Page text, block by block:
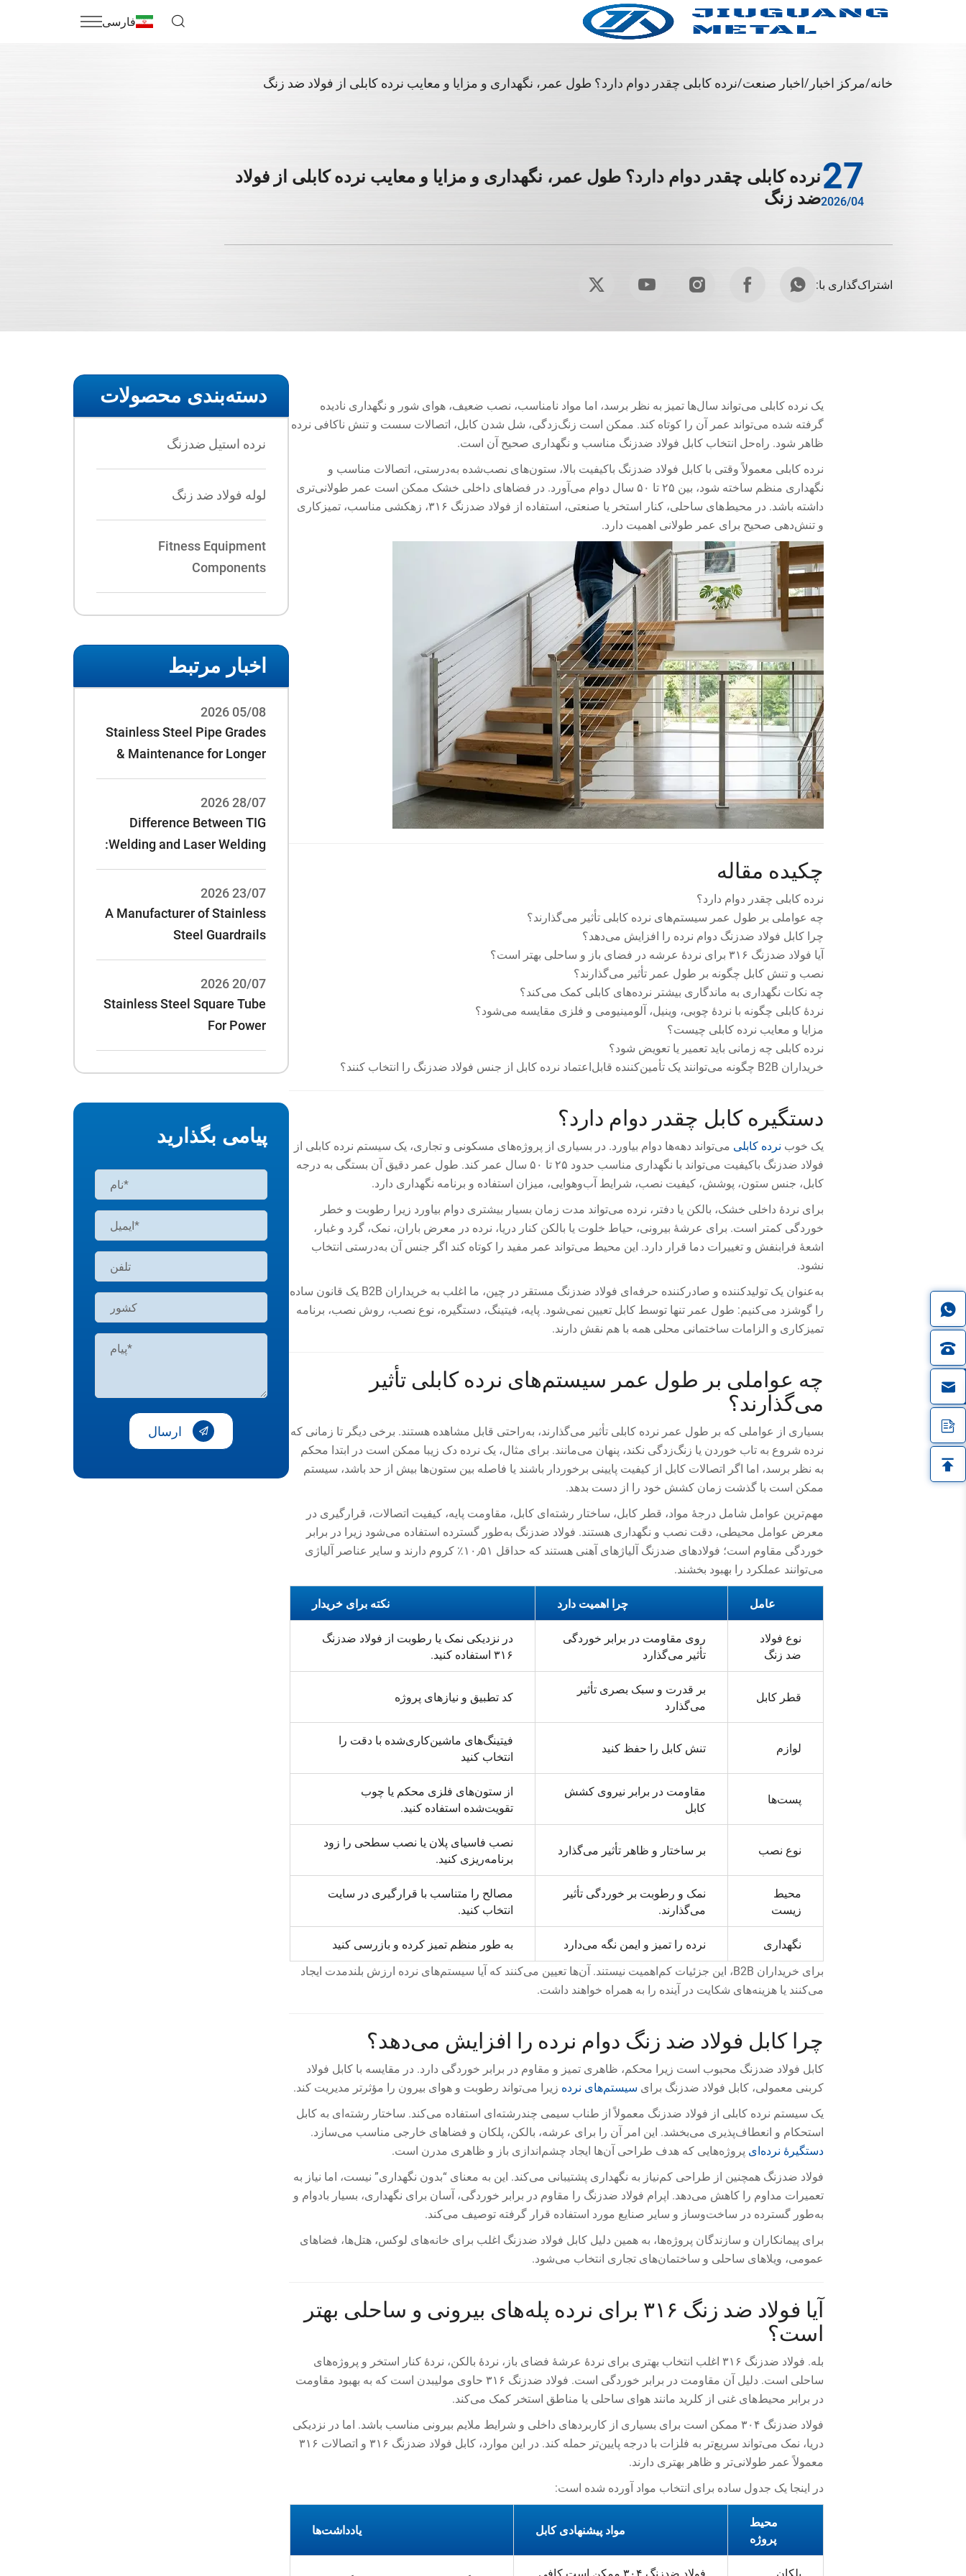
فارسی
خانه مرکز اخبار اخبار صنعت نرده کابلی چقدر دوام دارد؟ طول عمر، نگهداری و مزایا و معایب نرده کابلی از فولاد ضد زنگ
27
2026/04
نرده کابلی چقدر دوام دارد؟ طول عمر، نگهداری و مزایا و معایب نرده کابلی از فولاد
ضد زنگ
اشتراک‌گذاری با:
یک نرده کابلی می‌تواند سال‌ها تمیز به نظر برسد، اما مواد نامناسب، نصب ضعیف، هوای شور و نگهداری نادیده
گرفته شده می‌تواند عمر آن را کوتاه کند. ممکن است زنگ‌زدگی، شل شدن کابل، اتصالات سست و تنش ناکافی نرده
ظاهر شود. راه‌حل انتخاب کابل فولاد ضدزنگ مناسب و نگهداری صحیح آن است.
نرده کابلی معمولاً وقتی با کابل فولاد ضدزنگ باکیفیت بالا، ستون‌های نصب‌شده به‌درستی، اتصالات مناسب و
نگهداری منظم ساخته شود، بین ۲۵ تا ۵۰ سال دوام می‌آورد. در فضاهای داخلی خشک ممکن است عمر طولانی‌تری
داشته باشد. در محیط‌های ساحلی، کنار استخر یا صنعتی، استفاده از فولاد ضدزنگ ۳۱۶، زهکشی مناسب، تمیزکاری
و تنش‌دهی صحیح برای عمر طولانی اهمیت دارد.
چکیده مقاله
نرده کابلی چقدر دوام دارد؟
چه عواملی بر طول عمر سیستم‌های نرده کابلی تأثیر می‌گذارند؟
چرا کابل فولاد ضدزنگ دوام نرده را افزایش می‌دهد؟
آیا فولاد ضدزنگ ۳۱۶ برای نردهٔ عرشه در فضای باز و ساحلی بهتر است؟
نصب و تنش کابل چگونه بر طول عمر تأثیر می‌گذارند؟
چه نکات نگهداری به ماندگاری بیشتر نرده‌های کابلی کمک می‌کند؟
نردهٔ کابلی چگونه با نردهٔ چوبی، وینیل، آلومینیومی و فلزی مقایسه می‌شود؟
مزایا و معایب نرده کابلی چیست؟
نرده کابلی چه زمانی باید تعمیر یا تعویض شود؟
خریداران B2B چگونه می‌توانند یک تأمین‌کننده قابل‌اعتماد نرده کابل از جنس فولاد ضدزنگ را انتخاب کنند؟
دستگیره کابل چقدر دوام دارد؟
یک خوب نرده کابلی می‌تواند دهه‌ها دوام بیاورد. در بسیاری از پروژه‌های مسکونی و تجاری، یک سیستم نرده کابلی از
فولاد ضدزنگ باکیفیت می‌تواند با نگهداری مناسب حدود ۲۵ تا ۵۰ سال عمر کند. طول عمر دقیق آن بستگی به درجه
کابل، جنس ستون، پوشش، کیفیت نصب، شرایط آب‌وهوایی، میزان استفاده و برنامه نگهداری دارد.
برای نردهٔ داخلی خشک، بالکن یا دفتر، نرده می‌تواند مدت زمان بسیار بیشتری دوام بیاورد زیرا رطوبت و خطر
خوردگی کمتر است. برای عرشهٔ بیرونی، حیاط خلوت یا بالکن کنار دریا، نرده در معرض باران، نمک، گرد و غبار،
اشعهٔ فرابنفش و تغییرات دما قرار دارد. این محیط می‌تواند عمر مفید را کوتاه کند اگر جنس آن به‌درستی انتخاب
نشود.
به‌عنوان یک تولیدکننده و صادرکننده حرفه‌ای فولاد ضدزنگ مستقر در چین، ما اغلب به خریداران B2B یک قانون ساده
را گوشزد می‌کنیم: طول عمر تنها توسط کابل تعیین نمی‌شود. پایه، فیتینگ، دستگیره، نوع نصب، روش نصب، برنامه
تمیزکاری و الزامات ساختمانی محلی همه با هم نقش دارند.
چه عواملی بر طول عمر سیستم‌های نرده کابلی تأثیر
می‌گذارند؟
بسیاری از عواملی که بر طول عمر نرده کابلی تأثیر می‌گذارند، به‌راحتی قابل مشاهده هستند. برخی دیگر تا زمانی که
نرده شروع به تاب خوردن یا زنگ‌زدگی نکند، پنهان می‌مانند. برای مثال، یک نرده دک زیبا ممکن است در ابتدا محکم
به نظر برسد، اما اگر اتصالات کابل از کیفیت پایینی برخوردار باشند یا فاصله بین ستون‌ها بیش از حد باشد، سیستم
ممکن است با گذشت زمان کشش خود را از دست بدهد.
مهم‌ترین عوامل شامل درجهٔ مواد، قطر کابل، ساختار رشته‌ای کابل، مقاومت پایه، کیفیت اتصالات، قرارگیری در
معرض عوامل محیطی، دقت نصب و نگهداری هستند. فولاد ضدزنگ به‌طور گسترده استفاده می‌شود زیرا در برابر
خوردگی مقاوم است؛ فولادهای ضدزنگ آلیاژهای آهنی هستند که حداقل ۱۰٫۵۱٪ کروم دارند و سایر عناصر آلیاژی
می‌توانند عملکرد را بهبود بخشند.
عامل چرا اهمیت دارد نکته برای خریدار
نوع فولاد
ضد زنگ
روی مقاومت در برابر خوردگی
تأثیر می‌گذارد
در نزدیکی نمک یا رطوبت از فولاد ضدزنگ
۳۱۶ استفاده کنید.
قطر کابل
بر قدرت و سبک بصری تأثیر
می‌گذارد
کد تطبیق و نیازهای پروژه
لوازم تنش کابل را حفظ کنید
فیتینگ‌های ماشین‌کاری‌شده با دقت را
انتخاب کنید
پست‌ها
مقاومت در برابر نیروی کشش
کابل
از ستون‌های فلزی محکم یا چوب
تقویت‌شده استفاده کنید.
نوع نصب بر ساختار و ظاهر تأثیر می‌گذارد
نصب فاسیای پلان یا نصب سطحی را زود
برنامه‌ریزی کنید.
محیط
زیست
نمک و رطوبت بر خوردگی تأثیر
می‌گذارند.
مصالح را متناسب با قرارگیری در سایت
انتخاب کنید.
نگهداری نرده را تمیز و ایمن نگه می‌دارد
به طور منظم تمیز کرده و بازرسی کنید
برای خریداران B2B، این جزئیات کم‌اهمیت نیستند. آن‌ها تعیین می‌کنند که آیا سیستم‌های نرده ارزش بلندمدت ایجاد
می‌کنند یا هزینه‌های شکایت در آینده را به همراه خواهند داشت.
چرا کابل فولاد ضد زنگ دوام نرده را افزایش می‌دهد؟
کابل فولاد ضدزنگ محبوب است زیرا محکم، ظاهری تمیز و مقاوم در برابر خوردگی دارد. در مقایسه با کابل فولاد
کربنی معمولی، کابل فولاد ضدزنگ برای سیستم‌های نرده زیرا می‌تواند رطوبت و هوای بیرون را مؤثرتر مدیریت کند.
یک سیستم نرده کابلی از فولاد ضدزنگ معمولاً از طناب سیمی چندرشته‌ای استفاده می‌کند. ساختار رشته‌ای به کابل
استحکام و انعطاف‌پذیری می‌بخشد. این امر آن را برای عرشه، بالکن، پلکان و فضاهای خارجی مناسب می‌سازد.
دستگیرهٔ نرده‌ای پروژه‌هایی که هدف طراحی آن‌ها ایجاد چشم‌اندازی باز و ظاهری مدرن است.
فولاد ضدزنگ همچنین از طراحی کم‌نیاز به نگهداری پشتیبانی می‌کند. این به معنای “بدون نگهداری” نیست، اما نیاز به
تعمیرات مداوم را کاهش می‌دهد. اپرام فولاد ضدزنگ را مقاوم در برابر خوردگی، آسان برای نگهداری، بسیار بادوام و
به‌طور گسترده در ساخت‌وساز و سایر صنایع مورد استفاده قرار گرفته توصیف می‌کند.
برای پیمانکاران و سازندگان پروژه‌ها، به همین دلیل کابل فولاد ضدزنگ اغلب برای خانه‌های لوکس، هتل‌ها، فضاهای
عمومی، ویلاهای ساحلی و ساختمان‌های تجاری انتخاب می‌شود.
آیا فولاد ضد زنگ ۳۱۶ برای نرده پله‌های بیرونی و ساحلی بهتر
است؟
بله. فولاد ضدزنگ ۳۱۶ اغلب انتخاب بهتری برای نردهٔ عرشهٔ فضای باز، نردهٔ بالکن، نردهٔ کنار استخر و پروژه‌های
ساحلی است. دلیل آن مقاومت در برابر خوردگی است. فولاد ضدزنگ ۳۱۶ حاوی مولیبدن است که به بهبود مقاومت
در برابر محیط‌های غنی از کلرید مانند هوای ساحلی یا مناطق استخر کمک می‌کند.
فولاد ضدزنگ ۳۰۴ ممکن است برای بسیاری از کاربردهای داخلی و شرایط ملایم بیرونی مناسب باشد. اما در نزدیکی
دریا، نمک می‌تواند سریع‌تر به فلزات با درجه پایین‌تر حمله کند. در این موارد، کابل فولاد ضدزنگ ۳۱۶ و اتصالات ۳۱۶
معمولاً عمر طولانی‌تر و ظاهر بهتری دارند.
در اینجا یک جدول ساده برای انتخاب مواد آورده شده است:
محیط
پروژه
مواد پیشنهادی کابل یادداشت‌ها
پلکان فولاد ضدزنگ ۳۰۴ ممکن است کافی
دسته‌بندی محصولات
نرده استیل ضدزنگ
لوله فولاد ضد زنگ
Fitness Equipment
Components
اخبار مرتبط
05/08 2026
Stainless Steel Pipe Grades
& Maintenance for Longer
Service Life
28/07 2026
Difference Between TIG
Welding and Laser Welding:
23/07 2026
A Manufacturer of Stainless
Steel Guardrails
20/07 2026
Stainless Steel Square Tube
For Power
Rack:70*70*3/75*75*3 And
Other Specifications
پیامی بگذارید
ارسال